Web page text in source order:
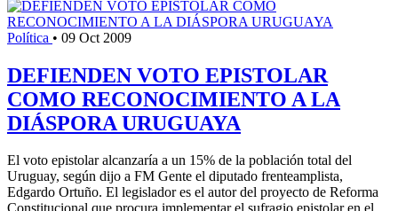
Política • 09 Oct 2009
DEFIENDEN VOTO EPISTOLAR
COMO RECONOCIMIENTO A LA
DIÁSPORA URUGUAYA
El voto epistolar alcanzaría a un 15% de la población total del
Uruguay, según dijo a FM Gente el diputado frenteamplista,
Edgardo Ortuño. El legislador es el autor del proyecto de Reforma